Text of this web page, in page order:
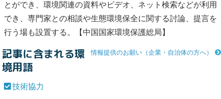
とができ、環境関連の資料やビデオ、ネット検索などが利用
でき、専門家との相談や生態環境保全に関する討論、提言を
行う場も設置する。【中国国家環境保護総局】
情報提供のお願い（企業・自治体の方へ）
記事に含まれる環
境用語
技術協力